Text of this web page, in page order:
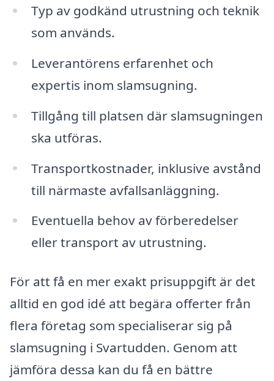
Typ av godkänd utrustning och teknik
som används.
Leverantörens erfarenhet och
expertis inom slamsugning.
Tillgång till platsen där slamsugningen
ska utföras.
Transportkostnader, inklusive avstånd
till närmaste avfallsanläggning.
Eventuella behov av förberedelser
eller transport av utrustning.
För att få en mer exakt prisuppgift är det
alltid en god idé att begära offerter från
flera företag som specialiserar sig på
slamsugning i Svartudden. Genom att
jämföra dessa kan du få en bättre